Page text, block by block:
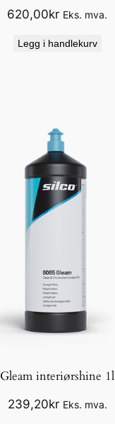
620,00kr Eks. mva.
Legg i handlekurv
Gleam interiørshine 1l
239,20kr Eks. mva.